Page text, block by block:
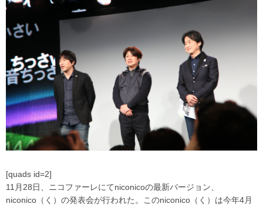
[quads id=2]
11月28日、ニコファーレにてniconicoの最新バージョン、
niconico（く）の発表会が行われた。このniconico（く）は今年4月